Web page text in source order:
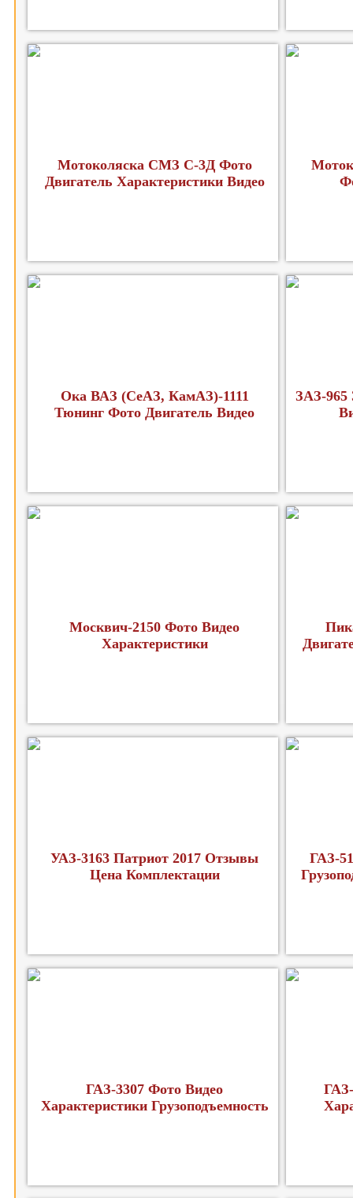
Мотоколяска СМЗ С-3Д Фото
Двигатель Характеристики Видео
Ока ВАЗ (СеАЗ, КамАЗ)-1111
Тюнинг Фото Двигатель Видео
ЗАЗ-965
Москвич-2150 Фото Видео
Характеристики
УАЗ-3163 Патриот 2017 Отзывы
Цена Комплектации
ГАЗ-
ГАЗ-3307 Фото Видео
Характеристики Грузоподъемность